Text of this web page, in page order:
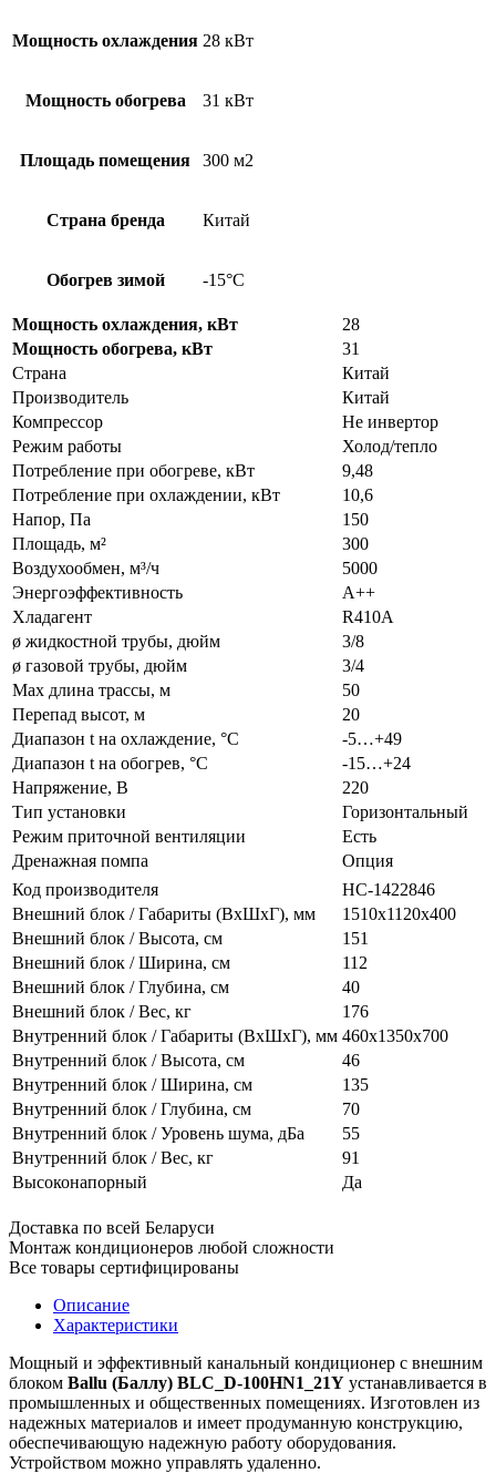
Мощность охлаждения 28 кВт
Мощность обогрева 31 кВт
Площадь помещения 300 м2
Страна бренда Китай
Обогрев зимой -15°С
Мощность охлаждения, кВт
28
Мощность обогрева, кВт
31
Страна
Китай
Производитель
Китай
Компрессор
Не инвертор
Режим работы
Холод/тепло
Потребление при обогреве, кВт
9,48
Потребление при охлаждении, кВт
10,6
Напор, Па
150
Площадь, м²
300
Воздухообмен, м³/ч
5000
Энергоэффективность
A++
Хладагент
R410A
ø жидкостной трубы, дюйм
3/8
ø газовой трубы, дюйм
3/4
Max длина трассы, м
50
Перепад высот, м
20
Диапазон t на охлаждение, °С
-5…+49
Диапазон t на обогрев, °С
-15…+24
Напряжение, В
220
Тип установки
Горизонтальный
Режим приточной вентиляции
Есть
Дренажная помпа
Опция
Код производителя
НС-1422846
Внешний блок / Габариты (ВхШхГ), мм
1510x1120x400
Внешний блок / Высота, см
151
Внешний блок / Ширина, см
112
Внешний блок / Глубина, см
40
Внешний блок / Вес, кг
176
Внутренний блок / Габариты (ВхШхГ), мм 460x1350x700
Внутренний блок / Высота, см
46
Внутренний блок / Ширина, см
135
Внутренний блок / Глубина, см
70
Внутренний блок / Уровень шума, дБа
55
Внутренний блок / Вес, кг
91
Высоконапорный
Да
Доставка по всей Беларуси
Монтаж кондиционеров любой сложности
Все товары сертифицированы
Описание
Характеристики
Мощный и эффективный канальный кондиционер с внешним
блоком Ballu (Баллу) BLC_D-100HN1_21Y устанавливается в
промышленных и общественных помещениях. Изготовлен из
надежных материалов и имеет продуманную конструкцию,
обеспечивающую надежную работу оборудования.
Устройством можно управлять удаленно.